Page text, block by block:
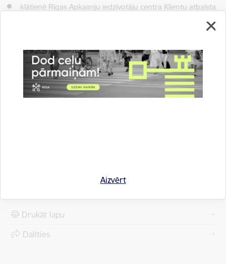
Aizvērt
klātienē Rīgas Apkaimju iedzīvotāju centra Klientu atbalsta
punktos Brīvības ielā 49/53, Daugavpils ielā 31, Eduarda
Klientu apkalpošanas nodaļas punktu darba laikiem
pieejama šeit:
https://www.riga.lv/lv/strukturvieniba/rigas-apkaimju-
iedzivotaju-centrs.
Drukāt lapu
Dalīties